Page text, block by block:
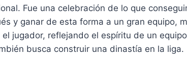
Fue una celebración de lo que
y ganar de esta forma a un gran equipo,
el jugador, reflejando el espíritu de un
busca construir una dinastía en la liga.